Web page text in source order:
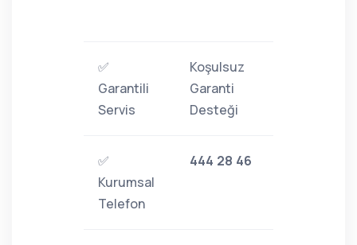
✅
Garantili
Servis
Koşulsuz
Garanti
Desteği
✅
Kurumsal
Telefon
444 28 46